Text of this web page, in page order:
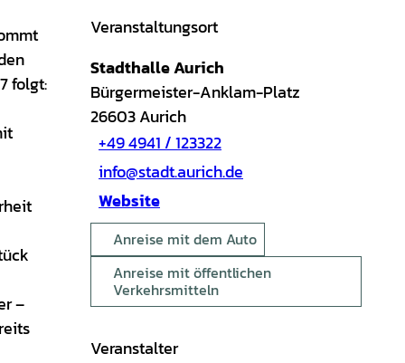
folgt:
–
Veranstaltungsort
Stadthalle Aurich
Bürgermeister-Anklam-Platz
26603Aurich
+49 4941 / 123322
info@stadt.aurich.de
Website
Anreise mit dem Auto
Anreise mit öffentlichen
Verkehrsmitteln
Veranstalter